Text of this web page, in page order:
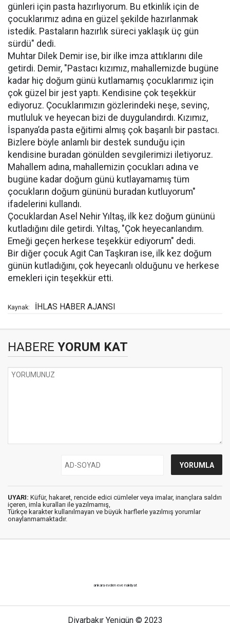
günleri için pasta hazırlıyorum. Bu etkinlik için de
çocuklarımız adına en güzel şekilde hazırlanmak
istedik. Pastaların hazırlık süreci yaklaşık üç gün
sürdü" dedi.
Muhtar Dilek Demir ise, bir ilke imza attıklarını dile
getirdi. Demir, "Pastacı kızımız, mahallemizde bugüne
kadar hiç doğum günü kutlamamış çocuklarımız için
çok güzel bir jest yaptı. Kendisine çok teşekkür
ediyoruz. Çocuklarımızın gözlerindeki neşe, sevinç,
mutluluk ve heyecan bizi de duygulandırdı. Kızımız,
İspanya’da pasta eğitimi almış çok başarılı bir pastacı.
Bizlere böyle anlamlı bir destek sunduğu için
kendisine buradan gönülden sevgilerimizi iletiyoruz.
Mahallem adına, mahallemizin çocukları adına ve
bugüne kadar doğum günü kutlayamamış tüm
çocukların doğum gününü buradan kutluyorum"
ifadelerini kullandı.
Çocuklardan Asel Nehir Yıltaş, ilk kez doğum gününü
kutladığını dile getirdi. Yıltaş, "Çok heyecanlandım.
Emeği geçen herkese teşekkür ediyorum" dedi.
Bir diğer çocuk Agit Can Taşkıran ise, ilk kez doğum
günün kutladığını, çok heyecanlı olduğunu ve herkese
emekleri için teşekkür etti.
Kaynak: İHLAS HABER AJANSI
HABERE YORUM KAT
UYARI: Küfür, hakaret, rencide edici cümleler veya imalar, inançlara saldırı
içeren, imla kuralları ile yazılmamış,
Türkçe karakter kullanılmayan ve büyük harflerle yazılmış yorumlar
onaylanmamaktadır.
ankara evden eve nakliyat
Diyarbakır Yenigün © 2023